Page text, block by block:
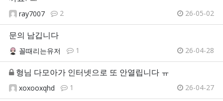
ray7007 2 26-05-02
문의 남깁니다
꼴때리는유저 1 26-04-28
형님 다모아가 인터넷으로 또 안열립니다 ㅠ
xoxooxqhd 1 26-04-27